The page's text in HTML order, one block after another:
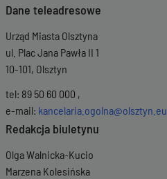
Dane teleadresowe
Urząd Miasta Olsztyna
ul. Plac Jana Pawła II 1
10-101, Olsztyn
tel: 89 50 60 000 ,
e-mail: kancelaria.ogolna@olsztyn.eu
Redakcja biuletynu
Olga Walnicka-Kucio
Marzena Kolesińska